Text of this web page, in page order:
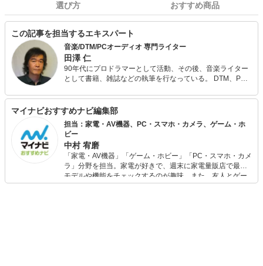
選び方 おすすめ商品
この記事を担当するエキスパート
音楽/DTM/PCオーディオ 専門ライター
田澤 仁
90年代にプロドラマーとして活動、その後、音楽ライター
として書籍、雑誌などの執筆を行なっている。 DTM、PC
本語マニュアル制作など多数。 Webでは2007年～2009年
までサイトAll Aboutで「ロック」のガイドを務めたほか、
音楽情報サイトBARKSでは国内外の数多くの有名アーティ
ストのインタビュー、ライブ取材などを行なっている。 得
意分野はAOR、ハードロック、フュージョン、80年代。
マイナビおすすめナビ編集部
担当：家電・AV機器、PC・スマホ・カメラ、ゲーム・ホ
ビー
中村 宥磨
「家電・AV機器」「ゲーム・ホビー」「PC・スマホ・カメ
ラ」分野を担当。家電が好きで、週末に家電量販店で最新
モデルや機能をチェックするのが趣味。また、友人とゲー
ムを楽しみながら、新作タイトルやイベント情報もいち早